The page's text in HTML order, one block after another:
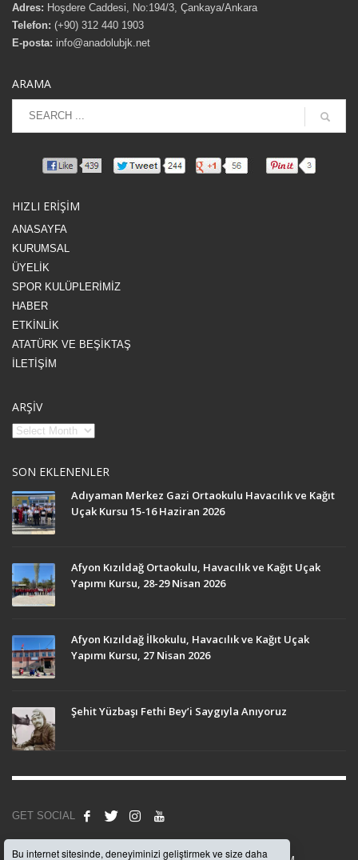
Adres: Hoşdere Caddesi, No:194/3, Çankaya/Ankara
Telefon: (+90) 312 440 1903
E-posta: info@anadolubjk.net
ARAMA
HIZLI ERİŞİM
ANASAYFA
KURUMSAL
ÜYELİK
SPOR KULÜPLERİMİZ
HABER
ETKİNLİK
ATATÜRK VE BEŞİKTAŞ
İLETİŞİM
ARŞİV
SON EKLENENLER
Adıyaman Merkez Gazi Ortaokulu Havacılık ve Kağıt
Uçak Kursu 15-16 Haziran 2026
Afyon Kızıldağ Ortaokulu, Havacılık ve Kağıt Uçak
Yapımı Kursu, 28-29 Nisan 2026
Afyon Kızıldağ İlkokulu, Havacılık ve Kağıt Uçak
Yapımı Kursu, 27 Nisan 2026
Şehit Yüzbaşı Fethi Bey’i Saygıyla Anıyoruz
GET SOCIAL
Bu internet sitesinde, deneyiminizi geliştirmek ve size daha